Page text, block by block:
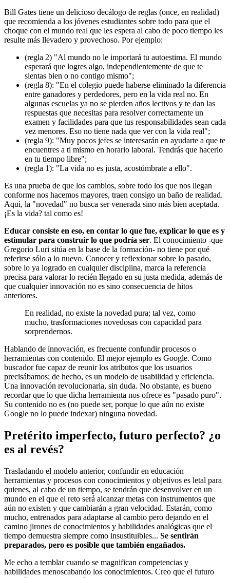
Bill Gates tiene un delicioso decálogo de reglas (once, en realidad)
que recomienda a los jóvenes estudiantes sobre todo para que el
choque con el mundo real que les espera al cabo de poco tiempo les
resulte más llevadero y provechoso. Por ejemplo:
(regla 2) "Al mundo no le importará tu autoestima. El mundo
esperará que logres algo, independientemente de que te
sientas bien o no contigo mismo";
(regla 8): "En el colegio puede haberse eliminado la diferencia
entre ganadores y perdedores, pero en la vida real no. En
algunas escuelas ya no se pierden años lectivos y te dan las
respuestas que necesitas para resolver correctamente un
examen y facilidades para que tus responsabilidades sean cada
vez menores. Eso no tiene nada que ver con la vida real";
(regla 9): "Muy pocos jefes se interesarán en ayudarte a que te
encuentres a ti mismo en horario laboral. Tendrás que hacerlo
en tu tiempo libre";
(regla 1): "La vida no es justa, acostúmbrate a ello".
Es una prueba de que los cambios, sobre todo los que nos llegan
conforme nos hacemos mayores, traen consigo un baño de realidad.
Aquí, la "novedad" no busca ser venerada sino más bien aceptada.
¡Es la vida? tal como es!
Educar consiste en eso, en contar lo que fue, explicar lo que es y
estimular para construir lo que podría ser. El conocimiento -que
Gregorio Luri sitúa en la base de la formación- no tiene por qué
referirse sólo a lo nuevo. Conocer y reflexionar sobre lo pasado,
sobre lo ya logrado en cualquier disciplina, marca la referencia
precisa para valorar lo recién llegado en su justa medida, además de
que cualquier innovación no es sino consecuencia de hitos
anteriores.
En realidad, no existe la novedad pura; tal vez, como
mucho, trasformaciones novedosas con capacidad para
sorprendernos.
Hablando de innovación, es frecuente confundir procesos o
herramientas con contenido. El mejor ejemplo es Google. Como
buscador fue capaz de reunir los atributos que los usuarios
precisábamos; de hecho, es un modelo de usabilidad y eficiencia.
Una innovación revolucionaria, sin duda. No obstante, es bueno
recordar que lo que dicha herramienta nos ofrece es "pasado puro".
Su contenido no es (no puede ser, porque lo que aún no existe
Google no lo puede indexar) ninguna novedad.
Pretérito imperfecto, futuro perfecto? ¿o
es al revés?
Trasladando el modelo anterior, confundir en educación
herramientas y procesos con conocimientos y objetivos es letal para
quienes, al cabo de un tiempo, se tendrán que desenvolver en un
mundo en el que el reto será alcanzar metas con instrumentos que
aún no existen y que cambiarán a gran velocidad. Estarán, como
mucho, entrenados para adaptarse al cambio pero dejando en el
camino jirones de conocimientos y habilidades analógicas que el
tiempo demuestra siempre como insustituibles... Se sentirán
preparados, pero es posible que también engañados.
Me echo a temblar cuando se magnifican competencias y
habilidades menoscabando los conocimientos. Creo que el futuro